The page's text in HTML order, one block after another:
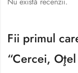
Fii primul
“Cercei,